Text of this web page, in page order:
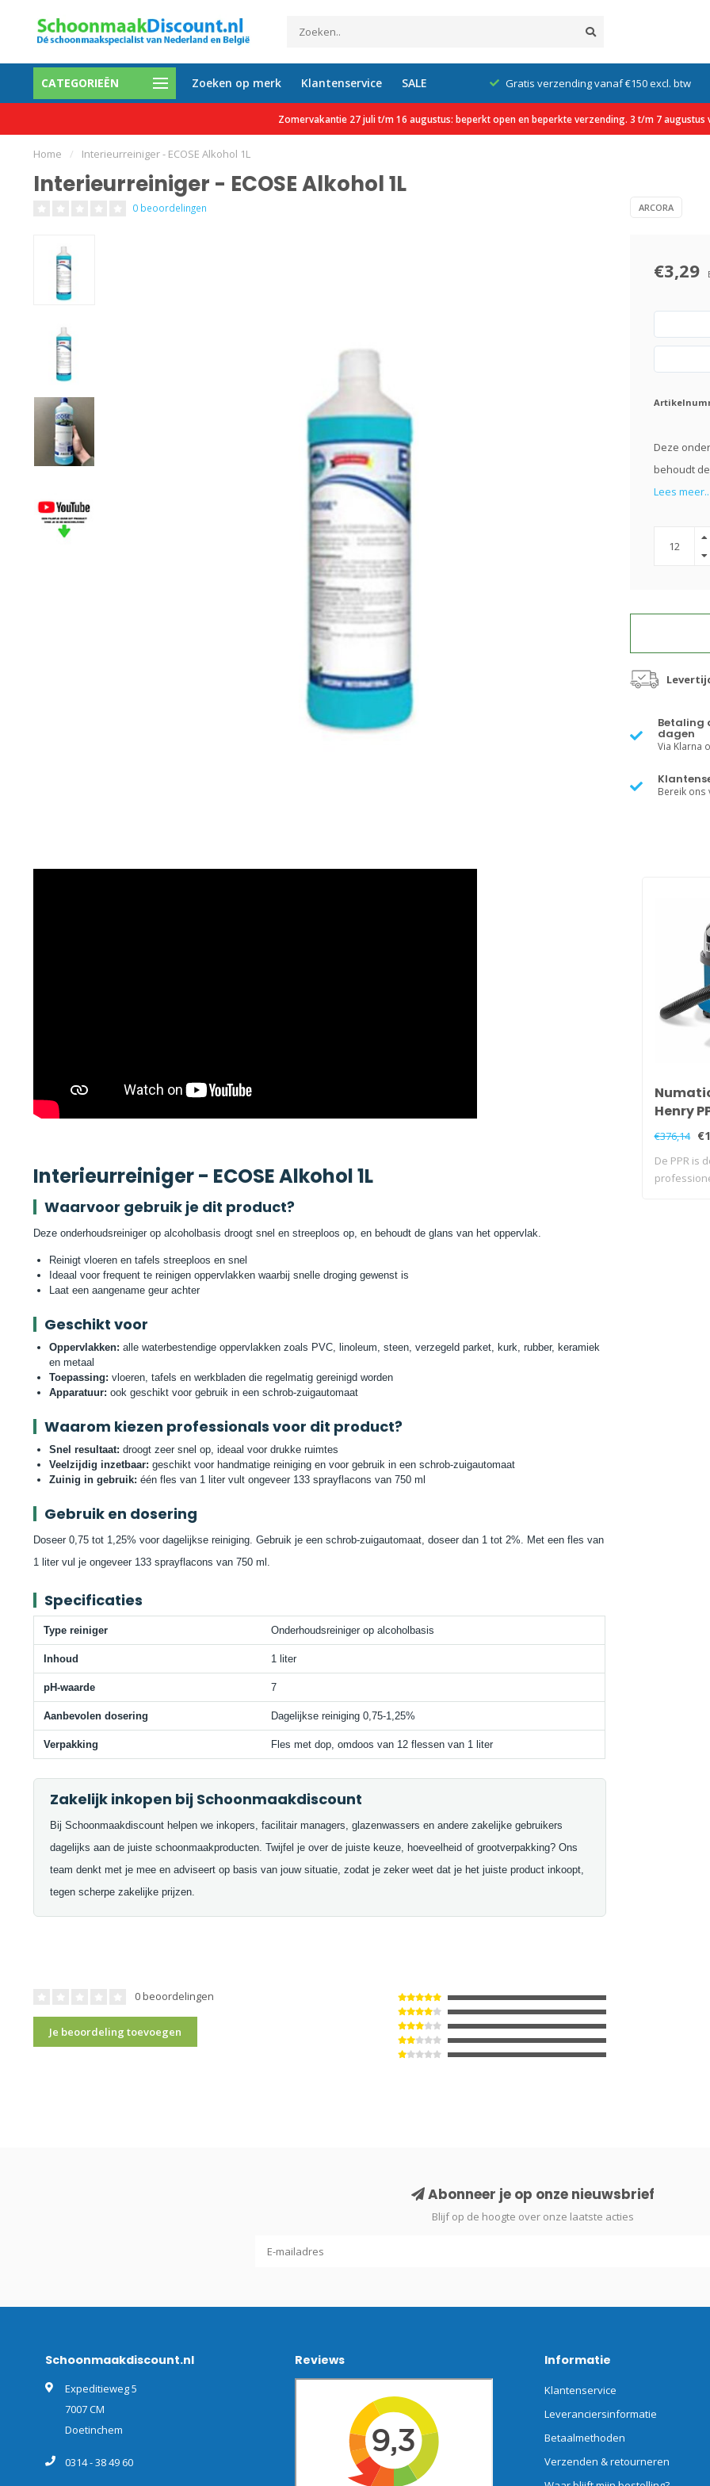
CATEGORIEËN Zoeken op merk Klantenservice SALE
mogelijk Al meer dan 35.000 tevreden klanten Gratis verzending vanaf €150 excl. btw
Zomervakantie 27 juli t/m 16 augustus: beperkt open en beperkte verzending. 3 t/m 7 augustus
Home / Interieurreiniger - ECOSE Alkohol 1L
Interieurreiniger - ECOSE Alkohol 1L
0 beoordelingen ARCORA
€3,29
Deze
behoudt
Lees meer..
Betaling
dagen
Via Klarna
Bereik ons
Interieurreiniger - ECOSE Alkohol 1L
Waarvoor gebruik je dit product?
Deze onderhoudsreiniger op alcoholbasis droogt snel en streeploos op, en behoudt de glans van het oppervlak.
Reinigt vloeren en tafels streeploos en snel
Ideaal voor frequent te reinigen oppervlakken waarbij snelle droging gewenst is
Laat een aangename geur achter
Geschikt voor
Oppervlakken: alle waterbestendige oppervlakken zoals PVC, linoleum, steen, verzegeld parket, kurk, rubber, keramiek
en metaal
Toepassing: vloeren, tafels en werkbladen die regelmatig gereinigd worden
Apparatuur: ook geschikt voor gebruik in een schrob-zuigautomaat
Waarom kiezen professionals voor dit product?
Snel resultaat: droogt zeer snel op, ideaal voor drukke ruimtes
Veelzijdig inzetbaar: geschikt voor handmatige reiniging en voor gebruik in een schrob-zuigautomaat
Zuinig in gebruik: één fles van 1 liter vult ongeveer 133 sprayflacons van 750 ml
Gebruik en dosering
Doseer 0,75 tot 1,25% voor dagelijkse reiniging. Gebruik je een schrob-zuigautomaat, doseer dan 1 tot 2%. Met een fles van
1 liter vul je ongeveer 133 sprayflacons van 750 ml.
Specificaties
Type reiniger Onderhoudsreiniger op alcoholbasis
Inhoud 1 liter
pH-waarde 7
Aanbevolen dosering Dagelijkse reiniging 0,75-1,25%
Verpakking Fles met dop, omdoos van 12 flessen van 1 liter
Zakelijk inkopen bij Schoonmaakdiscount
Bij Schoonmaakdiscount helpen we inkopers, facilitair managers, glazenwassers en andere zakelijke gebruikers
dagelijks aan de juiste schoonmaakproducten. Twijfel je over de juiste keuze, hoeveelheid of grootverpakking? Ons
team denkt met je mee en adviseert op basis van jouw situatie, zodat je zeker weet dat je het juiste product inkoopt,
tegen scherpe zakelijke prijzen.
0 beoordelingen
Je beoordeling toevoegen
Henry
Blauw
€376,14
De PPR is
Abonneer je op onze nieuwsbrief
Blijf op de hoogte over onze laatste acties
Schoonmaakdiscount.nl
Expeditieweg 5
7007 CM
Doetinchem
0314 - 38 49 60
Reviews Informatie
Klantenservice
Leveranciersinformatie
Betaalmethoden
Verzenden & retourneren